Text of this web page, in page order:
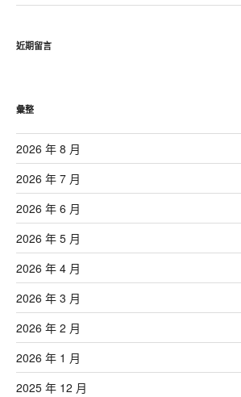
近期留言
彙整
2026 年 8 月
2026 年 7 月
2026 年 6 月
2026 年 5 月
2026 年 4 月
2026 年 3 月
2026 年 2 月
2026 年 1 月
2025 年 12 月